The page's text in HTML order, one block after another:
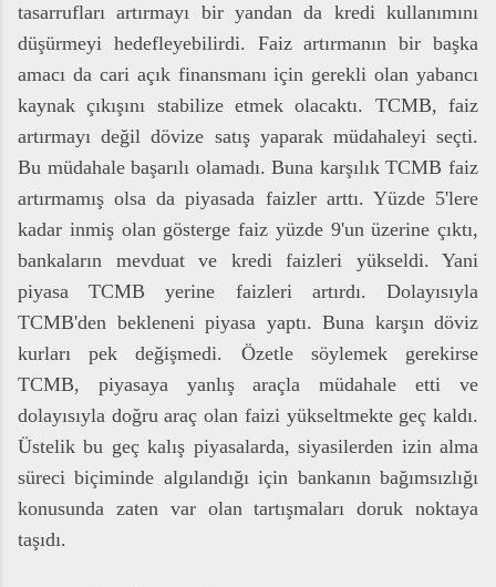
tasarrufları artırmayı bir yandan da kredi kullanımını
düşürmeyi hedefleyebilirdi. Faiz artırmanın bir başka
amacı da cari açık finansmanı için gerekli olan yabancı
kaynak çıkışını stabilize etmek olacaktı. TCMB, faiz
artırmayı değil dövize satış yaparak müdahaleyi seçti.
Bu müdahale başarılı olamadı. Buna karşılık TCMB faiz
artırmamış olsa da piyasada faizler arttı. Yüzde 5'lere
kadar inmiş olan gösterge faiz yüzde 9'un üzerine çıktı,
bankaların mevduat ve kredi faizleri yükseldi. Yani
piyasa TCMB yerine faizleri artırdı. Dolayısıyla
TCMB'den bekleneni piyasa yaptı. Buna karşın döviz
kurları pek değişmedi. Özetle söylemek gerekirse
TCMB, piyasaya yanlış araçla müdahale etti ve
dolayısıyla doğru araç olan faizi yükseltmekte geç kaldı.
Üstelik bu geç kalış piyasalarda, siyasilerden izin alma
süreci biçiminde algılandığı için bankanın bağımsızlığı
konusunda zaten var olan tartışmaları doruk noktaya
taşıdı.